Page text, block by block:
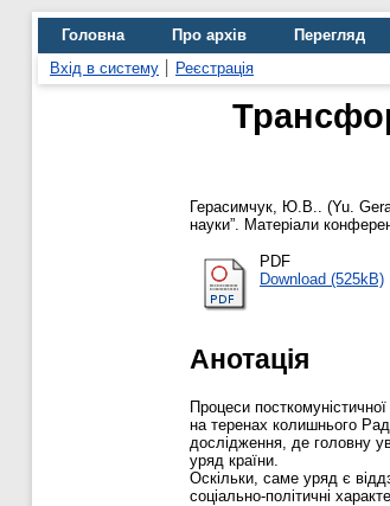
Головна Про архів Перегляд
Вхід в систему
Реєстрація
Герасимчук, Ю.В.. (Yu.
науки”. Матеріали
PDF
Download (525kB)
Анотація
Процеси
на теренах колишнього
дослідження, де головну
уряд країни.
Оскільки, саме уряд є
соціально-політичні